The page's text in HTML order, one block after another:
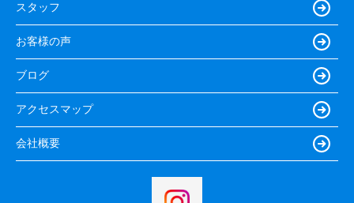
スタッフ
お客様の声
ブログ
アクセスマップ
会社概要